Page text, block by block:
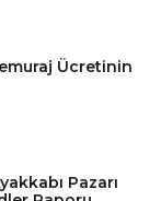
Ücretinin
Pazarı